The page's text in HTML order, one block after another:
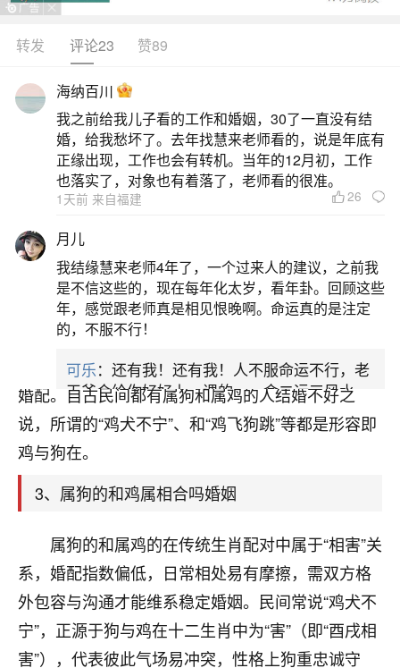
以及运势方面都存在较多不匹配之处，容易引发矛
盾且对彼此发展助力有限。具体如下：性格方面属
和身边的人要求都比较高，是个爱较真的人。这种
性格使得他们在生活和工作中都追求完美，注重细
节，希望一切都能按照自己的标准和期望进行。属
狗的人：比
2、属鸡的能和属狗的在一起吗？
鸡和狗的属相是不合的，两个生肖属相是相克
的，两个生肖人的性格上也会有很多矛盾，婚配情
况是不好的，矛盾重重，生活中斤斤计较导致双方
感情难以长久发展。鸡和狗属相之间是属于下下等
婚配。自古民间都有属狗和属鸡的人结婚不好之
说，所谓的“鸡犬不宁”、和“鸡飞狗跳”等都是形容即
鸡与狗在。
3、属狗的和鸡属相合吗婚姻
属狗的和属鸡的在传统生肖配对中属于“相害”关
系，婚配指数偏低，日常相处易有摩擦，需双方格
外包容与沟通才能维系稳定婚姻。民间常说“鸡犬不
宁”，正源于狗与鸡在十二生肖中为“害”（即“酉戌相
害”），代表彼此气场易冲突，性格上狗重忠诚守
转发 评论23 赞89
海纳百川
我之前给我儿子看的工作和婚姻，30了一直没有结
婚，给我愁坏了。去年找慧来老师看的，说是年底有
正缘出现，工作也会有转机。当年的12月初，工作
也落实了，对象也有着落了，老师看的很准。
1天前 来自福建 26
月儿
我结缘慧来老师4年了，一个过来人的建议，之前我
是不信这些的，现在每年化太岁，看年卦。回顾这些
年，感觉跟老师真是相见恨晚啊。命运真的是注定
的，不服不行！
可乐：还有我！还有我！人不服命运不行，老
天爷会给你好好上一课的。一命二运三风水，
哪样不服都不行！
平安是福：我也是每年找老师化太岁，看年
卦，认识老师3年了，都是缘分啊！
17分钟前 来自湖北
心若莲花
我是做餐饮的，这两年，生意屡屡受挫，店开一家关
一家，要么生意不好，生意好的就出事。前些年攒的
家底快败光了，真是倒霉！我也想找人看看到底怎么
回事？